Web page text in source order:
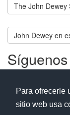
Para ofrecerle
sitio web usa
The John Dewey
John Dewey en
Síguenos